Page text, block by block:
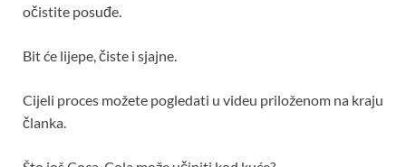
očistite posuđe.
Bit će lijepe, čiste i sjajne.
Cijeli proces možete pogledati u videu priloženom na kraju
članka.